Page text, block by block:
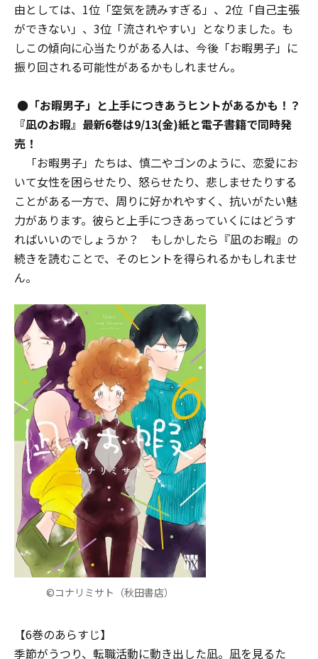
由としては、1位「空気を読みすぎる」、2位「自己主張
ができない」、3位「流されやすい」となりました。も
しこの傾向に心当たりがある人は、今後「お暇男子」に
振り回される可能性があるかもしれません。
●「お暇男子」と上手につきあうヒントがあるかも！？
『凪のお暇』最新6巻は9/13(金)紙と電子書籍で同時発
売！
「お暇男子」たちは、慎二やゴンのように、恋愛にお
いて女性を困らせたり、怒らせたり、悲しませたりする
ことがある一方で、周りに好かれやすく、抗いがたい魅
力があります。彼らと上手につきあっていくにはどうす
ればいいのでしょうか？ もしかしたら『凪のお暇』の
続きを読むことで、そのヒントを得られるかもしれませ
ん。
©コナリミサト（秋田書店）
【6巻のあらすじ】
季節がうつり、転職活動に動き出した凪。凪を見るた